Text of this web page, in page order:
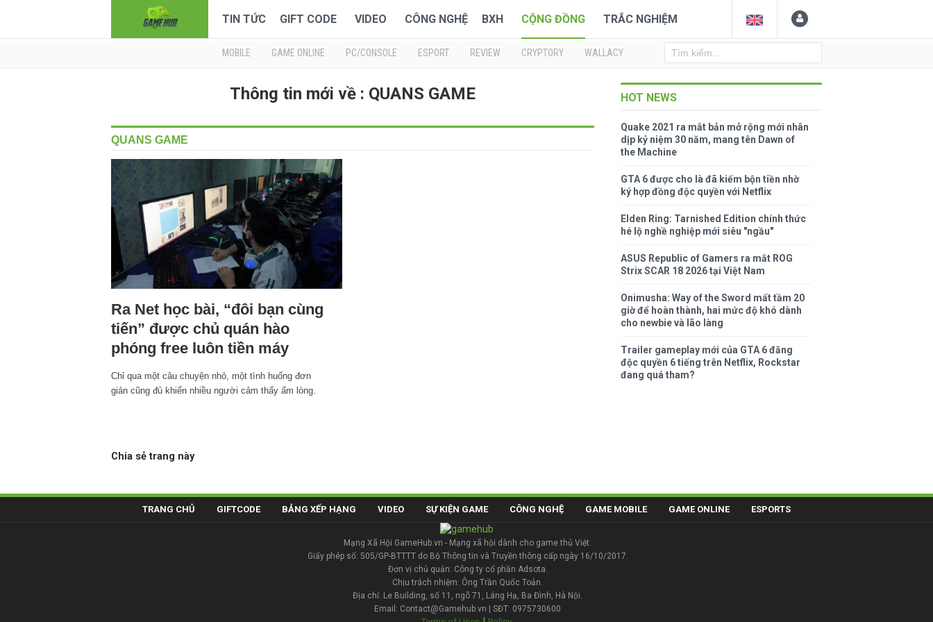
TIN TỨC GIFT CODE VIDEO CÔNG NGHỆ BXH CỘNG ĐỒNG TRẮC NGHIỆM
MOBILE GAME ONLINE PC/CONSOLE ESPORT REVIEW CRYPTORY WALLACY
Thông tin mới về : QUANS GAME
QUANS GAME
Ra Net học bài, “đôi bạn cùng
tiến” được chủ quán hào
phóng free luôn tiền máy
Chỉ qua một câu chuyện nhỏ, một tình huống đơn
giản cũng đủ khiến nhiều người cảm thấy ấm lòng.
Chia sẻ trang này
HOT NEWS
Quake 2021 ra mắt bản mở rộng mới nhân
dịp kỷ niệm 30 năm, mang tên Dawn of
the Machine
GTA 6 được cho là đã kiếm bộn tiền nhờ
ký hợp đồng độc quyền với Netflix
Elden Ring: Tarnished Edition chính thức
hé lộ nghề nghiệp mới siêu "ngầu"
ASUS Republic of Gamers ra mắt ROG
Strix SCAR 18 2026 tại Việt Nam
Onimusha: Way of the Sword mất tầm 20
giờ để hoàn thành, hai mức độ khó dành
cho newbie và lão làng
Trailer gameplay mới của GTA 6 đăng
độc quyền 6 tiếng trên Netflix, Rockstar
đang quá tham?
TRANG CHỦ GIFTCODE BẢNG XẾP HẠNG VIDEO SỰ KIỆN GAME CÔNG NGHỆ GAME MOBILE GAME ONLINE ESPORTS
Mạng Xã Hội GameHub.vn - Mạng xã hội dành cho game thủ Việt.
Giấy phép số: 505/GP-BTTTT do Bộ Thông tin và Truyền thông cấp ngày 16/10/2017.
Đơn vị chủ quản: Công ty cổ phần Adsota.
Chịu trách nhiệm: Ông Trần Quốc Toản.
Địa chỉ: Le Building, số 11, ngõ 71, Láng Hạ, Ba Đình, Hà Nội.
Email: Contact@Gamehub.vn | SĐT: 0975730600